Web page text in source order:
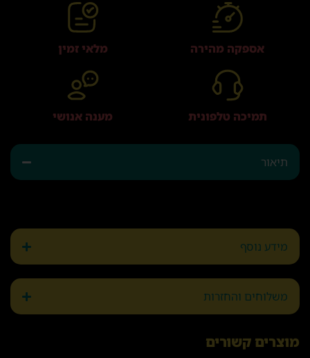
תיאור
מידע נוסף
משלוחים והחזרות
אספקה מהירה מלאי זמין
תמיכה טלפונית מענה אנושי
מוצרים קשורים